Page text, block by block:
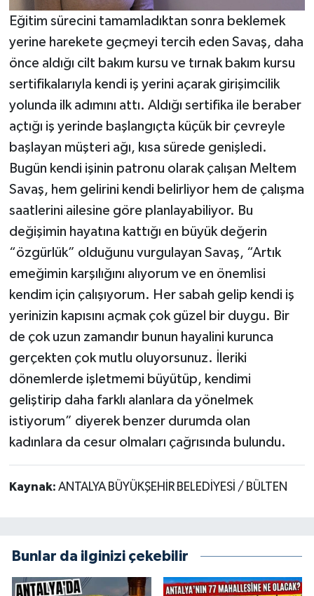
Eğitim sürecini tamamladıktan sonra beklemek
yerine harekete geçmeyi tercih eden Savaş, daha
önce aldığı cilt bakım kursu ve tırnak bakım kursu
sertifikalarıyla kendi iş yerini açarak girişimcilik
yolunda ilk adımını attı. Aldığı sertifika ile beraber
açtığı iş yerinde başlangıçta küçük bir çevreyle
başlayan müşteri ağı, kısa sürede genişledi.
Bugün kendi işinin patronu olarak çalışan Meltem
Savaş, hem gelirini kendi belirliyor hem de çalışma
saatlerini ailesine göre planlayabiliyor. Bu
değişimin hayatına kattığı en büyük değerin
“özgürlük” olduğunu vurgulayan Savaş, “Artık
emeğimin karşılığını alıyorum ve en önemlisi
kendim için çalışıyorum. Her sabah gelip kendi iş
yerinizin kapısını açmak çok güzel bir duygu. Bir
de çok uzun zamandır bunun hayalini kurunca
gerçekten çok mutlu oluyorsunuz. İleriki
dönemlerde işletmemi büyütüp, kendimi
geliştirip daha farklı alanlara da yönelmek
istiyorum” diyerek benzer durumda olan
kadınlara da cesur olmaları çağrısında bulundu.
Kaynak: ANTALYA BÜYÜKŞEHİR BELEDİYESİ / BÜLTEN
Bunlar da ilginizi çekebilir